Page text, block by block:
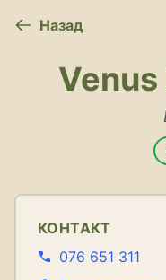
Назад
Venus
КОНТАКТ
076 651 311